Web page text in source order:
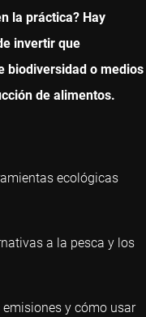
la práctica? Hay
invertir que
biodiversidad o medios
de alimentos.
ecológicas
a la pesca y los
y cómo usar